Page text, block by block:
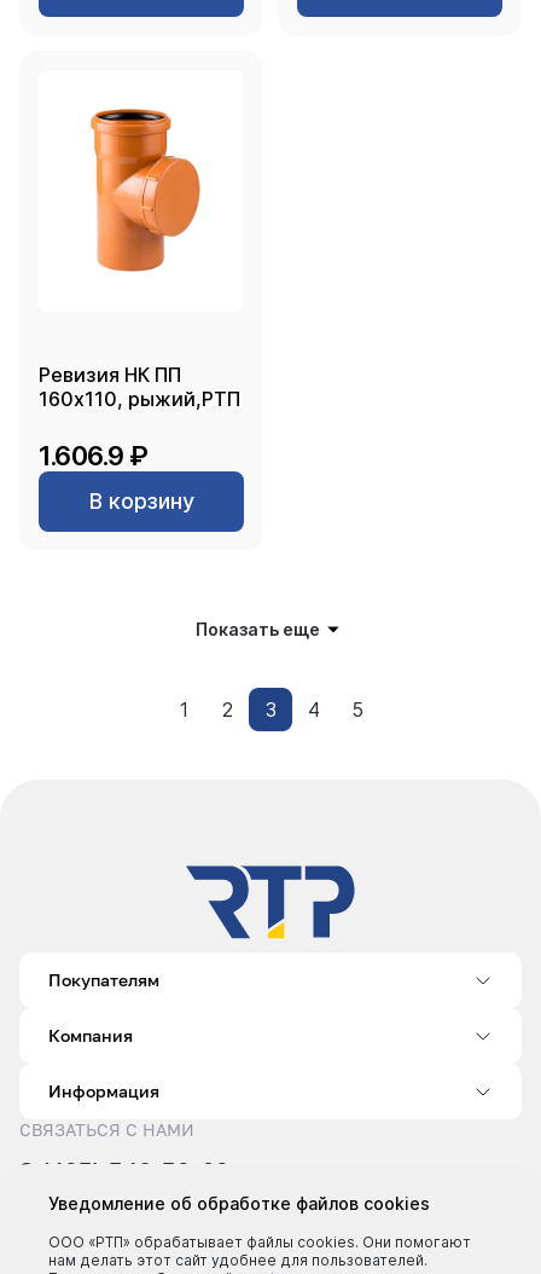
Ревизия НК ПП
160х110, рыжий,РТП
1.606.9 ₽
В корзину
Показать еще
1 2 3 4 5
Покупателям
Компания
Информация
СВЯЗАТЬСЯ С НАМИ
8 (495) 540-52-62
sale@rtp.ru
Пн–Пт: 9:00–18:00
Уведомление об обработке файлов cookies
ООО «РТП» обрабатывает файлы cookies. Они помогают
нам делать этот сайт удобнее для пользователей.